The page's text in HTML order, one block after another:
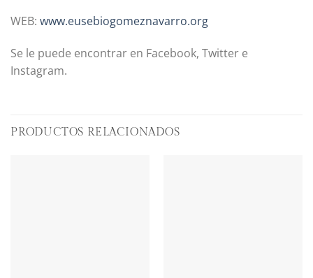
WEB: www.eusebiogomeznavarro.org
Se le puede encontrar en Facebook, Twitter e
Instagram.
PRODUCTOS RELACIONADOS